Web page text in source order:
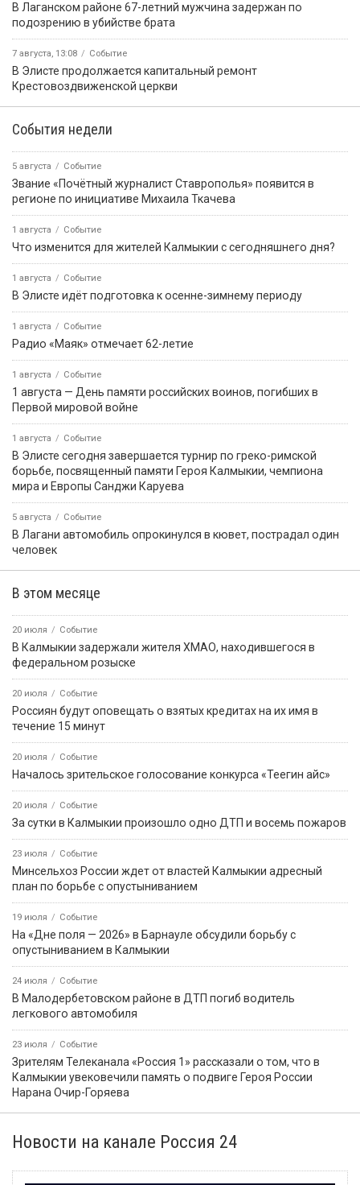
В Лаганском районе 67-летний мужчина задержан по
подозрению в убийстве брата
7 августа, 13:08 Событие
В Элисте продолжается капитальный ремонт
Крестовоздвиженской церкви
События недели
5 августа Событие
Звание «Почётный журналист Ставрополья» появится в
регионе по инициативе Михаила Ткачева
1 августа Событие
Что изменится для жителей Калмыкии с сегодняшнего дня?
1 августа Событие
В Элисте идёт подготовка к осенне-зимнему периоду
1 августа Событие
Радио «Маяк» отмечает 62-летие
1 августа Событие
1 августа — День памяти российских воинов, погибших в
Первой мировой войне
1 августа Событие
В Элисте сегодня завершается турнир по греко-римской
борьбе, посвященный памяти Героя Калмыкии, чемпиона
мира и Европы Санджи Каруева
5 августа Событие
В Лагани автомобиль опрокинулся в кювет, пострадал один
человек
В этом месяце
20 июля Событие
В Калмыкии задержали жителя ХМАО, находившегося в
федеральном розыске
20 июля Событие
Россиян будут оповещать о взятых кредитах на их имя в
течение 15 минут
20 июля Событие
Началось зрительское голосование конкурса «Теегин айс»
20 июля Событие
За сутки в Калмыкии произошло одно ДТП и восемь пожаров
23 июля Событие
Минсельхоз России ждет от властей Калмыкии адресный
план по борьбе с опустыниванием
19 июля Событие
На «Дне поля — 2026» в Барнауле обсудили борьбу с
опустыниванием в Калмыкии
24 июля Событие
В Малодербетовском районе в ДТП погиб водитель
легкового автомобиля
23 июля Событие
Зрителям Телеканала «Россия 1» рассказали о том, что в
Калмыкии увековечили память о подвиге Героя России
Нарана Очир-Горяева
Новости на канале Россия 24